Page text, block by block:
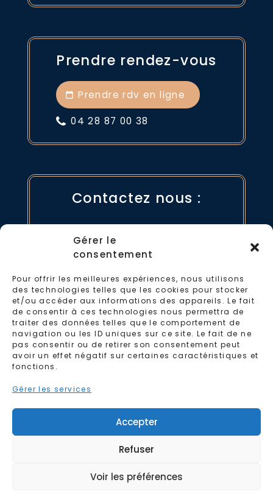
Gérer le
consentement
Pour offrir les meilleures expériences, nous utilisons
des technologies telles que les cookies pour stocker
et/ou accéder aux informations des appareils. Le fait
de consentir à ces technologies nous permettra de
traiter des données telles que le comportement de
navigation ou les ID uniques sur ce site. Le fait de ne
pas consentir ou de retirer son consentement peut
avoir un effet négatif sur certaines caractéristiques et
fonctions.
Gérer les services
Accepter
Refuser
Voir les préférences
Prendre rendez-vous
Prendre rdv en ligne
04 28 87 00 38
Contactez nous :
04 28 87 00 38
Politique de cookies
Réalisation :Ascomedia